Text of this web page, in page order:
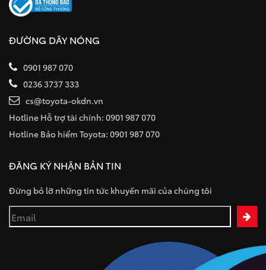
ĐƯỜNG DÂY NÓNG
0901 987 070
0236 3737 333
cs@toyota-okdn.vn
Hotline Hỗ trợ tài chính: 0901 987 070
Hotline Bảo hiểm Toyota: 0901 987 070
ĐĂNG KÝ NHẬN BẢN TIN
Đừng bỏ lỡ những tin tức khuyến mãi của chúng tôi